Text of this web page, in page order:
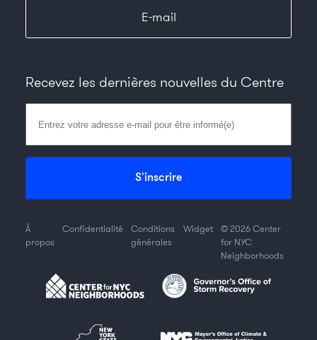
E-mail
Recevez les dernières nouvelles du Centre
À
propos
Confidentialité
Conditions
générales
Widget ©2026Center
for NYC
Neighborhoods